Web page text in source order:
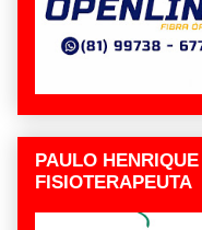
PAULO HENRIQUE
FISIOTERAPEUTA